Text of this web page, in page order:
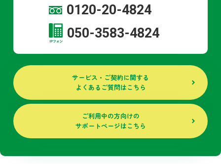
0120-20-4824
050-3583-4824
サービス・ご契約に関する
よくあるご質問はこちら
ご利用中の方向けの
サポートページはこちら